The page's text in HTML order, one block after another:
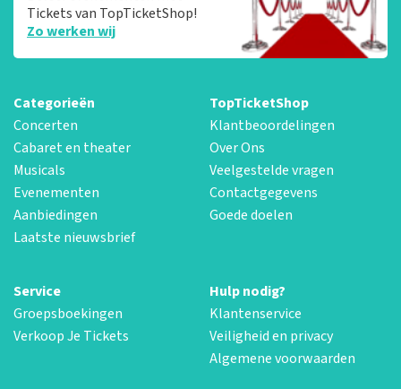
Tickets van TopTicketShop!
Zo werken wij
Categorieën
Concerten
Cabaret en theater
Musicals
Evenementen
Aanbiedingen
Laatste nieuwsbrief
TopTicketShop
Klantbeoordelingen
Over Ons
Veelgestelde vragen
Contactgegevens
Goede doelen
Service
Groepsboekingen
Verkoop Je Tickets
Hulp nodig?
Klantenservice
Veiligheid en privacy
Algemene voorwaarden